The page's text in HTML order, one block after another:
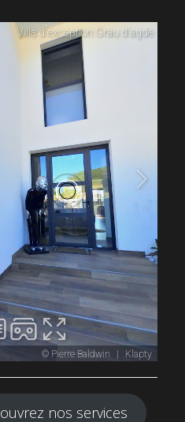
nos services